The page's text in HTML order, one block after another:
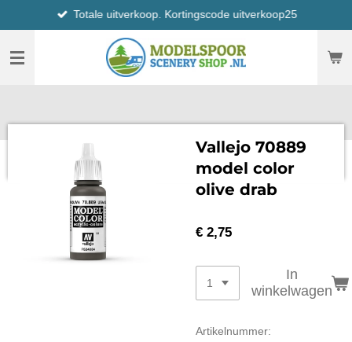
direct
naar
hoofdinhoud
Totale uitverkoop. Kortingscode uitverkoop25
Vallejo 70889
model color
olive drab
€ 2,75
In
winkelwagen
Artikelnummer: